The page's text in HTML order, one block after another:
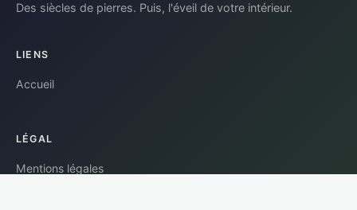
Des siècles de pierres. Puis, l'éveil de votre intérieur.
LIENS
Accueil
LÉGAL
Mentions légales